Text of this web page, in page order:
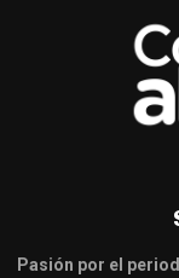
Pasión por el